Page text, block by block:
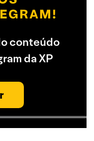
conteúdo
da XP